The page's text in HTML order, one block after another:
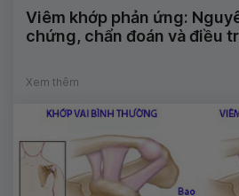
Viêm khớp phản ứng:
chứng, chẩn đoán và điều
Xem thêm